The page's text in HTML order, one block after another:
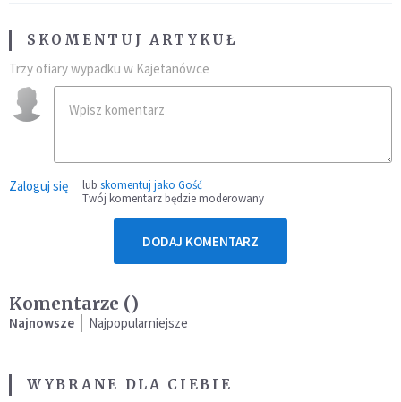
SKOMENTUJ ARTYKUŁ
Trzy ofiary wypadku w Kajetanówce
Zaloguj się lub skomentuj jako Gość
Twój komentarz będzie moderowany
DODAJ KOMENTARZ
Komentarze ()
Najnowsze Najpopularniejsze
WYBRANE DLA CIEBIE